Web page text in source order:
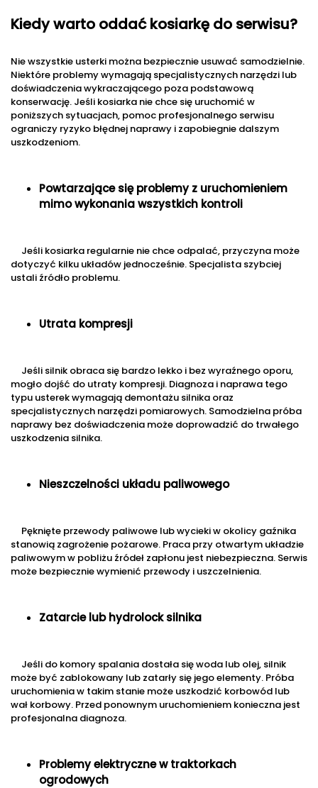
Kiedy warto oddać kosiarkę do serwisu?
Nie wszystkie usterki można bezpiecznie usuwać samodzielnie.
Niektóre problemy wymagają specjalistycznych narzędzi lub
doświadczenia wykraczającego poza podstawową
konserwację. Jeśli kosiarka nie chce się uruchomić w
poniższych sytuacjach, pomoc profesjonalnego serwisu
ograniczy ryzyko błędnej naprawy i zapobiegnie dalszym
uszkodzeniom.
Powtarzające się problemy z uruchomieniem
mimo wykonania wszystkich kontroli
Jeśli kosiarka regularnie nie chce odpalać, przyczyna może
dotyczyć kilku układów jednocześnie. Specjalista szybciej
ustali źródło problemu.
Utrata kompresji
Jeśli silnik obraca się bardzo lekko i bez wyraźnego oporu,
mogło dojść do utraty kompresji. Diagnoza i naprawa tego
typu usterek wymagają demontażu silnika oraz
specjalistycznych narzędzi pomiarowych. Samodzielna próba
naprawy bez doświadczenia może doprowadzić do trwałego
uszkodzenia silnika.
Nieszczelności układu paliwowego
Pęknięte przewody paliwowe lub wycieki w okolicy gaźnika
stanowią zagrożenie pożarowe. Praca przy otwartym układzie
paliwowym w pobliżu źródeł zapłonu jest niebezpieczna. Serwis
może bezpiecznie wymienić przewody i uszczelnienia.
Zatarcie lub hydrolock silnika
Jeśli do komory spalania dostała się woda lub olej, silnik
może być zablokowany lub zatarły się jego elementy. Próba
uruchomienia w takim stanie może uszkodzić korbowód lub
wał korbowy. Przed ponownym uruchomieniem konieczna jest
profesjonalna diagnoza.
Problemy elektryczne w traktorkach
ogrodowych